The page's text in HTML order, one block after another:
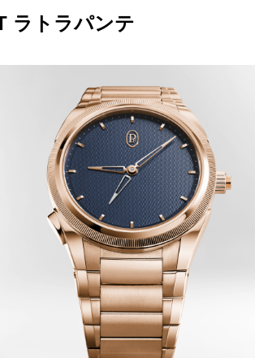
ラトラパンテ